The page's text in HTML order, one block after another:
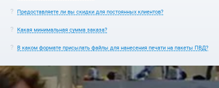
Предоставляете ли вы скидки для постоянных клиентов?
Какая минимальная сумма заказа?
В каком формате присылать файлы для нанесения печати на пакеты ПВД?